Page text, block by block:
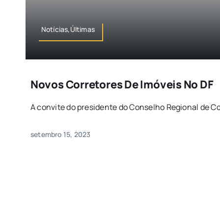
Notícias,Últimas
Novos Corretores De Imóveis No DF
A convite do presidente do Conselho Regional de
setembro 15, 2023